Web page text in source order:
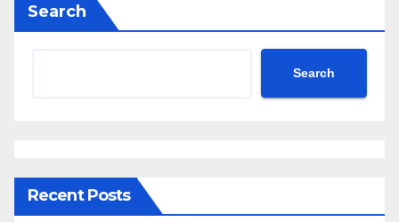
Search
Search
Recent Posts